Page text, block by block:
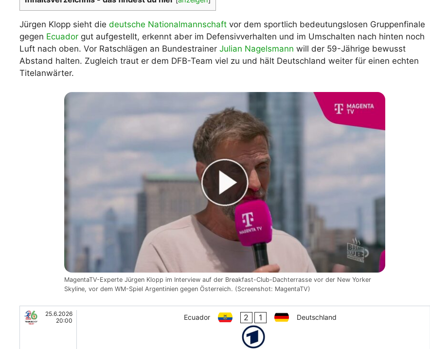
WM 2026 Spielplan Excel – kostenlos
downloaden & automatisch ausfüllen
Jürgen Klopp sieht die deutsche Nationalmannschaft vor dem sportlich bedeutungslosen Gruppenfinale
gegen Ecuador gut aufgestellt, erkennt aber im Defensivverhalten und im Umschalten nach hinten noch
Luft nach oben. Vor Ratschlägen an Bundestrainer Julian Nagelsmann will der 59-Jährige bewusst
Abstand halten. Zugleich traut er dem DFB-Team viel zu und hält Deutschland weiter für einen echten
Titelanwärter.
MagentaTV-Experte Jürgen Klopp im Interview auf der Breakfast-Club-Dachterrasse vor der New Yorker
Skyline, vor dem WM-Spiel Argentinien gegen Österreich. (Screenshot: MagentaTV)
25.6.2026
20:00
Ecuador 2 1 Deutschland